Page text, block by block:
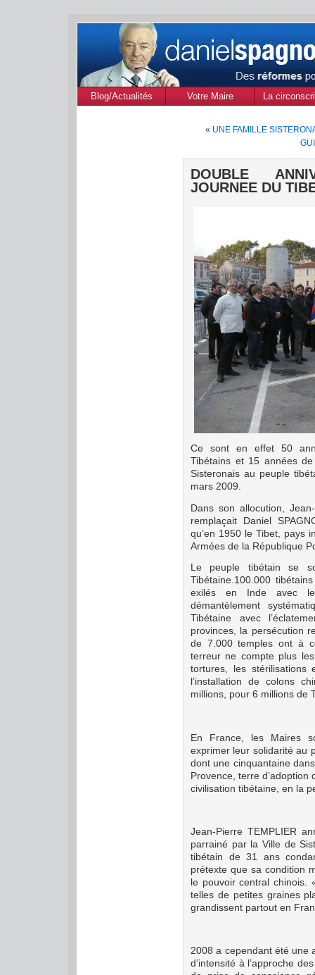
Blog/Actualités Votre Maire
La
« UNE FAMILLE
DOUBLE
JOURNEE DU
Ce sont en effet 50
Tibétains et 15 années
Sisteronais au peuple
mars 2009.
Dans son allocution,
remplaçait Daniel
qu’en 1950 le Tibet, pays
Armées de la République
Le peuple tibétain se
Tibétaine.100.000
exilés en Inde avec
démantèlement
Tibétaine avec
provinces, la persécution
de 7.000 temples ont à
terreur ne compte plus
tortures, les stérilisations
l’installation de colons
millions, pour 6 millions de
En France, les Maires
exprimer leur solidarité au
dont une cinquantaine
Provence, terre d’adoption
civilisation tibétaine, en la
Jean-Pierre TEMPLIER
parrainé par la Ville de
tibétain de 31 ans
prétexte que sa condition
le pouvoir central chinois.
telles de petites graines
grandissent partout en
2008 a cependant été une
d’intensité à l’approche